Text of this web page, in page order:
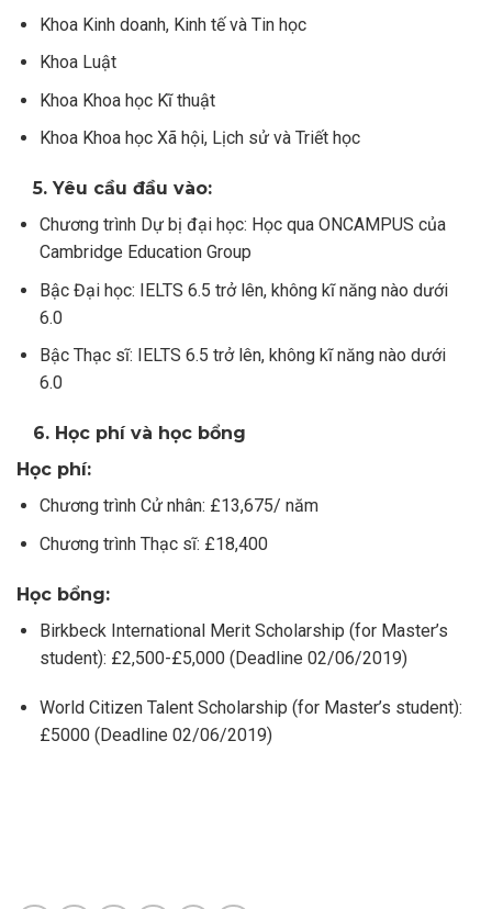
Khoa Kinh doanh, Kinh tế và Tin học
Khoa Luật
Khoa Khoa học Kĩ thuật
Khoa Khoa học Xã hội, Lịch sử và Triết học
5. Yêu cầu đầu vào:
Chương trình Dự bị đại học: Học qua ONCAMPUS của
Cambridge Education Group
Bậc Đại học: IELTS 6.5 trở lên, không kĩ năng nào dưới
6.0
Bậc Thạc sĩ: IELTS 6.5 trở lên, không kĩ năng nào dưới
6.0
6. Học phí và học bổng
Học phí:
Chương trình Cử nhân: £13,675/ năm
Chương trình Thạc sĩ: £18,400
Học bổng:
Birkbeck International Merit Scholarship (for Master’s
student): £2,500-£5,000 (Deadline 02/06/2019)
World Citizen Talent Scholarship (for Master’s student):
£5000 (Deadline 02/06/2019)